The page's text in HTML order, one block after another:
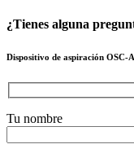
¿Tienes alguna
Dispositivo de aspiración OSC-
Tu nombre